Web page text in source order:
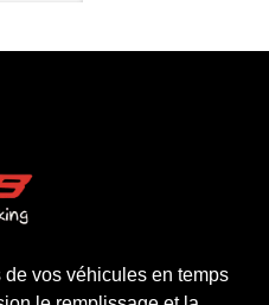
vos véhicules en temps